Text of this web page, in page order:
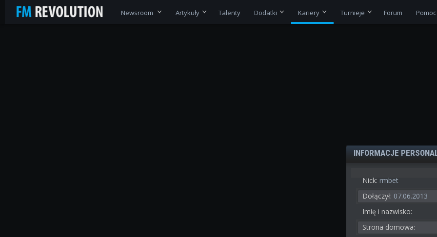
Newsroom Artykuły Talenty Dodatki Kariery Turnieje Forum Pomoc
INFORMACJE
Nick: rmbet
Dołączył: 07.06.2013
Imię i nazwisko:
Strona domowa: